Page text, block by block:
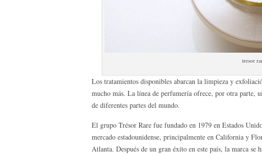
tresor
Los tratamientos disponibles abarcan la limpieza y
mucho más. La línea de perfumería ofrece, por otra parte,
de diferentes partes del mundo.
El grupo Trésor Rare fue fundado en 1979 en Estados
mercado estadounidense, principalmente en California y
Atlanta. Después de un gran éxito en este país, la marca